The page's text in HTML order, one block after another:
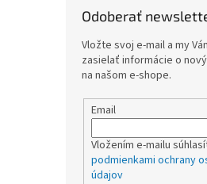
Odoberať
Vložte svoj e-mail a my
zasielať informácie o
na našom e-shope.
Email
Vložením e-mailu
podmienkami ochrany
údajov